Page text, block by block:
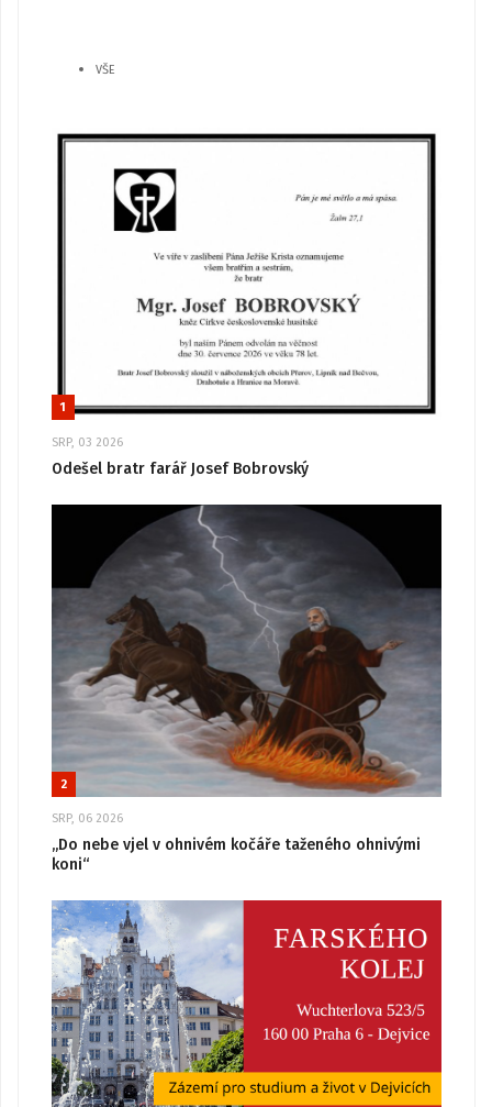
VŠE
1
SRP, 03 2026
Odešel bratr farář Josef Bobrovský
2
SRP, 06 2026
„Do nebe vjel v ohnivém kočáře taženého ohnivými
koni“